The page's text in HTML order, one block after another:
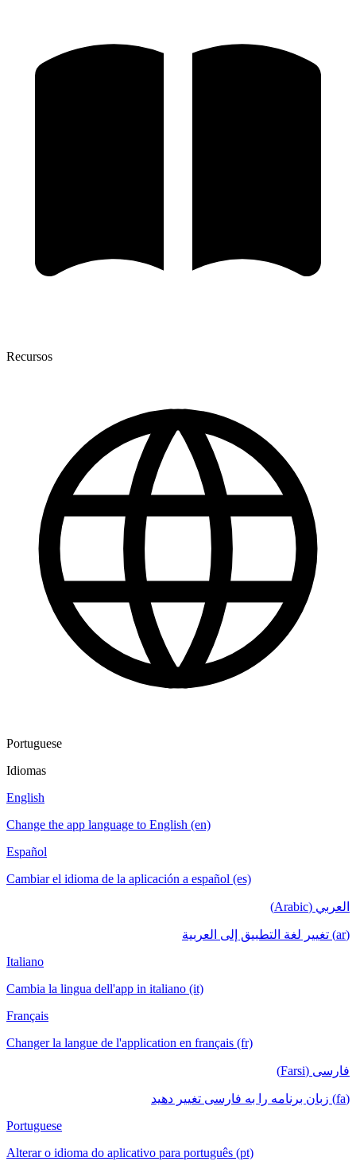
Recursos
Portuguese
Idiomas
English
Change the app language to English (en)
Español
Cambiar el idioma de la aplicación a español (es)
العربي (Arabic)
(ar) تغيير لغة التطبيق إلى العربية
Italiano
Cambia la lingua dell'app in italiano (it)
Français
Changer la langue de l'application en français (fr)
فارسی (Farsi)
(fa) زبان برنامه را به فارسی تغییر دهید
Portuguese
Alterar o idioma do aplicativo para português (pt)